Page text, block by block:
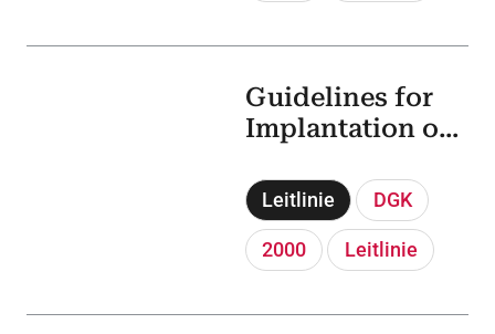
e
Leitlinie DGK
2000 Leitlinie
Guidelines for
Implantation of
Cardioverters/De
fibrillators